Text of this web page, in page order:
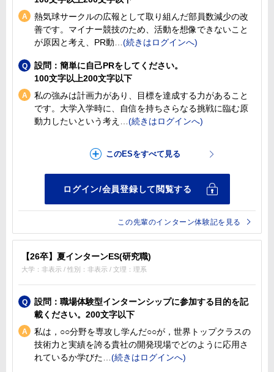
熱気球サークルの広報として取り組んだ部員数減少の改
善です。マイナー競技のため、活動を想像できないこと
が原因と考え、PR動
設問：簡単に自己PRをしてください。
100文字以上200文字以下
私の強みは計画力があり、目標を達成する力があること
です。大学入学時に、自信を持ちさらなる挑戦に臨む原
動力したいという考え
この先輩のインターン体験記を見る
【26卒】夏インターンES(研究職)
大学：非表示 / 性別：非表示 / 文理：理系
設問：職場体験型インターンシップに参加する目的を記
載ください。200文字以下
私は，○○分野を専攻し学んだ○○が，世界トップクラスの
技術力と実績を誇る貴社の開発現場でどのように応用さ
れているか学びた